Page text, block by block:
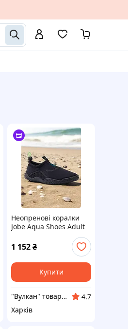
Неопренові коралки
Jobe Aqua Shoes Adult
1 152₴
Купити
"Вулкан" товари для риболовлі, полювання, туризму та дайвінгу, човни та мотори
4.7
Харків